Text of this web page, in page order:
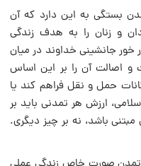
بستگی به این دارد که آن
و زنان را به هدف زندگی
خور جانشینی خداوند در میان
و اصالت آن را بر این اساس
حمل و نقل فراهم کند یا
ارزش هر تمدنی باید بر
باشد، نه بر چیز دیگری.